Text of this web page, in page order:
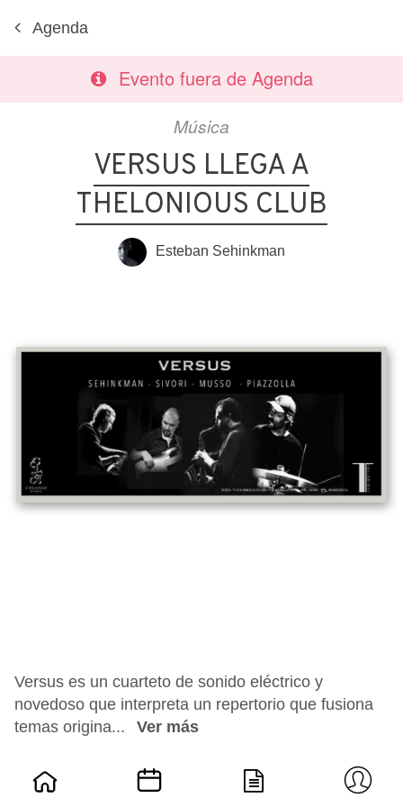
Agenda
Evento fuera de Agenda
Música
VERSUS LLEGA A
THELONIOUS CLUB
Esteban Sehinkman
Versus es un cuarteto de sonido eléctrico y
novedoso que interpreta un repertorio que fusiona
temas origina...
Ver más